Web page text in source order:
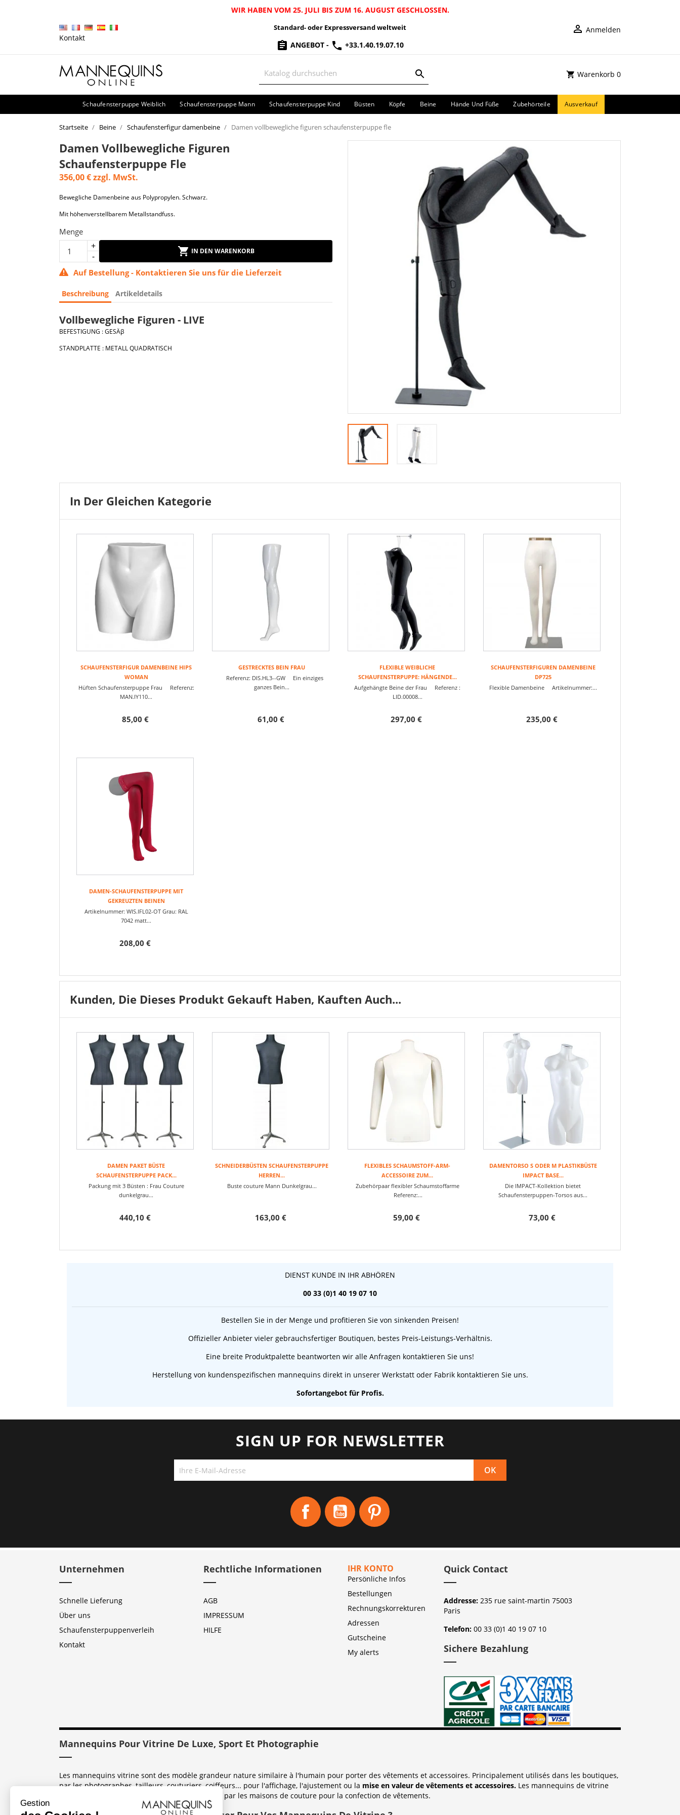
WIR HABEN VOM 25. JULI BIS ZUM 16. AUGUST GESCHLOSSEN.
Kontakt
Standard- oder Expressversand weltweit
ANGEBOT - +33.1.40.19.07.10
Anmelden
Warenkorb 0
Schaufensterpuppe Weiblich Schaufensterpuppe Mann Schaufensterpuppe Kind Büsten Köpfe Beine Hände Und Füße Zubehörteile Ausverkauf
Startseite Beine Schaufensterfigur damenbeine Damen vollbewegliche figuren schaufensterpuppe fle
Damen Vollbewegliche Figuren
Schaufensterpuppe Fle
356,00 €zzgl. MwSt.
Bewegliche Damenbeine aus Polypropylen. Schwarz.
Mit höhenverstellbarem Metallstandfuss.
Menge
IN DEN WARENKORB
Auf Bestellung - Kontaktieren Sie uns für die Lieferzeit
Beschreibung Artikeldetails
Vollbewegliche Figuren - LIVE
BEFESTIGUNG : GESÄβ
STANDPLATTE : METALL QUADRATISCH
In Der Gleichen Kategorie
SCHAUFENSTERFIGUR DAMENBEINE HIPS
WOMAN
Hüften Schaufensterpuppe Frau Referenz:
MAN.IY110...
85,00 €
GESTRECKTES BEIN FRAU
Referenz: DIS.HL3--GW Ein einziges
ganzes Bein...
61,00 €
FLEXIBLE WEIBLICHE
SCHAUFENSTERPUPPE: HÄNGENDE...
Aufgehängte Beine der Frau Referenz :
LID.00008...
297,00 €
SCHAUFENSTERFIGUREN DAMENBEINE
DP725
Flexible Damenbeine Artikelnummer:...
235,00 €
DAMEN-SCHAUFENSTERPUPPE MIT
GEKREUZTEN BEINEN
Artikelnummer: WIS.IFL02-OT Grau: RAL
7042 matt...
208,00 €
Kunden, Die Dieses Produkt Gekauft Haben, Kauften Auch...
DAMEN PAKET BÜSTE
SCHAUFENSTERPUPPE PACK...
Packung mit 3 Büsten : Frau Couture
dunkelgrau...
440,10 €
SCHNEIDERBÜSTEN SCHAUFENSTERPUPPE
HERREN...
Buste couture Mann Dunkelgrau...
163,00 €
FLEXIBLES SCHAUMSTOFF-ARM-
ACCESSOIRE ZUM...
Zubehörpaar flexibler Schaumstoffarme
Referenz:...
59,00 €
DAMENTORSO S ODER M PLASTIKBÜSTE
IMPACT BASE...
Die IMPACT-Kollektion bietet
Schaufensterpuppen-Torsos aus...
73,00 €
DIENST KUNDE IN IHR ABHÖREN
00 33 (0)1 40 19 07 10
Bestellen Sie in der Menge und profitieren Sie von sinkenden Preisen!
Offizieller Anbieter vieler gebrauchsfertiger Boutiquen, bestes Preis-Leistungs-Verhältnis.
Eine breite Produktpalette beantworten wir alle Anfragen kontaktieren Sie uns!
Herstellung von kundenspezifischen mannequins direkt in unserer Werkstatt oder Fabrik kontaktieren Sie uns.
Sofortangebot für Profis.
SIGN UP FOR NEWSLETTER
Facebook YouTube
Unternehmen
Schnelle Lieferung
Über uns
Schaufensterpuppenverleih
Kontakt
Rechtliche Informationen
AGB
IMPRESSUM
HILFE
IHR KONTO
Persönliche Infos
Bestellungen
Rechnungskorrekturen
Adressen
Gutscheine
My alerts
Quick Contact
Addresse: 235 rue saint-martin 75003
Paris
Telefon: 00 33 (0)1 40 19 07 10
Sichere Bezahlung
Mannequins Pour Vitrine De Luxe, Sport Et Photographie
Les mannequins vitrine sont des modèle grandeur nature similaire à l'humain pour porter des vêtements et accessoires. Principalement utilisés dans les boutiques,
par les photographes, tailleurs, couturiers, coiffeurs... pour l'affichage, l'ajustement ou la mise en valeur de vêtements et accessoires. Les mannequins de vitrine
sont dérivés des mannequins coutures utilisées par les maisons de couture pour la confection de vêtements.